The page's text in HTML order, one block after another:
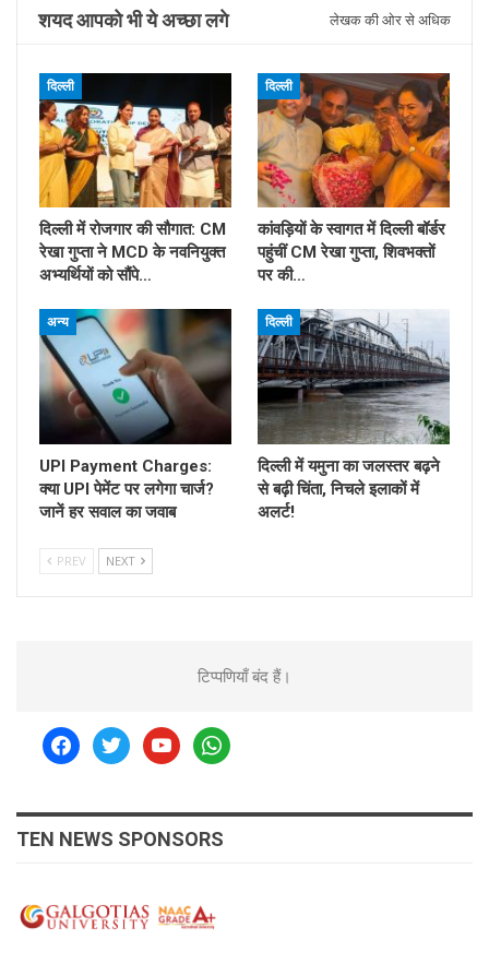
शयद आपको भी ये अच्छा लगे लेखक की ओर से अधिक
दिल्ली
दिल्ली में रोजगार की सौगात: CM
रेखा गुप्ता ने MCD के नवनियुक्त
अभ्यर्थियों को सौंपे…
दिल्ली
कांवड़ियों के स्वागत में दिल्ली बॉर्डर
पहुंचीं CM रेखा गुप्ता, शिवभक्तों
पर की…
अन्य
UPI Payment Charges:
क्या UPI पेमेंट पर लगेगा चार्ज?
जानें हर सवाल का जवाब
दिल्ली
दिल्ली में यमुना का जलस्तर बढ़ने
से बढ़ी चिंता, निचले इलाकों में
अलर्ट!
PREV NEXT
टिप्पणियाँ बंद हैं।
facebooktwitteryoutubewhatsapp
TEN NEWS SPONSORS